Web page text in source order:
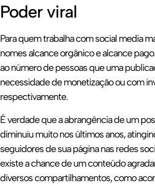
Poder viral
Para quem trabalha com social media
nomes alcance orgânico e alcance
ao número de pessoas que uma
necessidade de monetização ou com
respectivamente.
É verdade que a abrangência de um
diminuiu muito nos últimos anos,
seguidores de sua página nas redes
existe a chance de um conteúdo
diversos compartilhamentos, como